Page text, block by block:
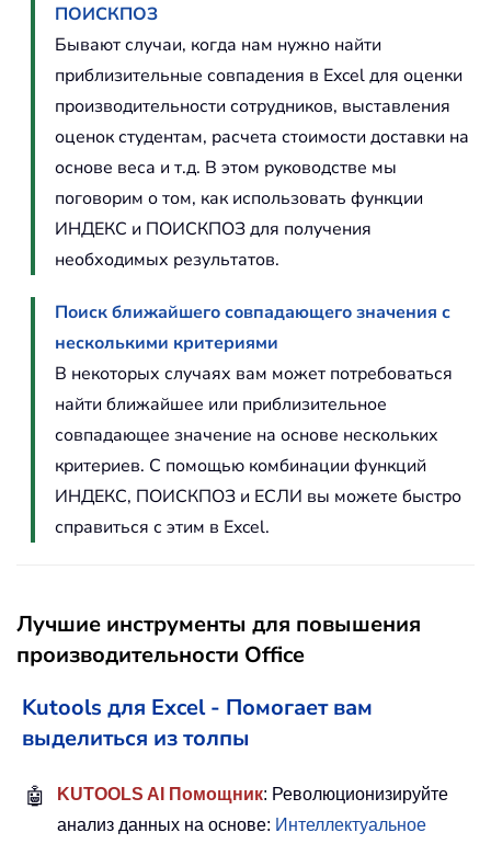
ПОИСКПОЗ
Бывают случаи, когда нам нужно найти
приблизительные совпадения в Excel для оценки
производительности сотрудников, выставления
оценок студентам, расчета стоимости доставки на
основе веса и т.д. В этом руководстве мы
поговорим о том, как использовать функции
ИНДЕКС и ПОИСКПОЗ для получения
необходимых результатов.
Поиск ближайшего совпадающего значения с
несколькими критериями
В некоторых случаях вам может потребоваться
найти ближайшее или приблизительное
совпадающее значение на основе нескольких
критериев. С помощью комбинации функций
ИНДЕКС, ПОИСКПОЗ и ЕСЛИ вы можете быстро
справиться с этим в Excel.
Лучшие инструменты для повышения
производительности Office
Kutools для Excel - Помогает вам
выделиться из толпы
🤖 KUTOOLS AI Помощник: Революционизируйте
анализ данных на основе: Интеллектуальное